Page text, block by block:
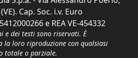
Cap. Soc. i.v. Euro
e REA VE-454332
dei testi sono riservati. È
la loro riproduzione con qualsiasi
totale o parziale.